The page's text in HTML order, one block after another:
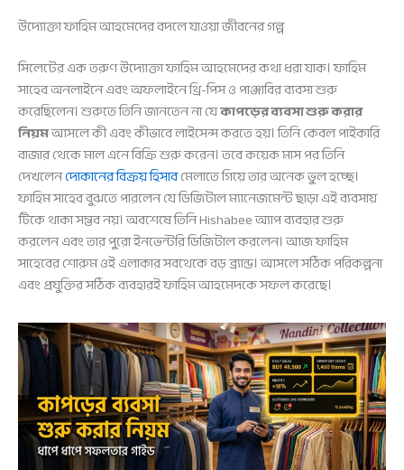
উদ্যোক্তা ফাহিম আহমেদের বদলে যাওয়া জীবনের গল্প
সিলেটের এক তরুণ উদ্যোক্তা ফাহিম আহমেদের কথা ধরা যাক। ফাহিম
সাহেব অনলাইনে এবং অফলাইনে থ্রি-পিস ও পাঞ্জাবির ব্যবসা শুরু
করেছিলেন। শুরুতে তিনি জানতেন না যেকাপড়ের ব্যবসা শুরু করার
নিয়মআসলে কী এবং কীভাবে লাইসেন্স করতে হয়। তিনি কেবল পাইকারি
বাজার থেকে মাল এনে বিক্রি শুরু করেন। তবে কয়েক মাস পর তিনি
দেখলেনদোকানের বিক্রয় হিসাবমেলাতে গিয়ে তার অনেক ভুল হচ্ছে।
ফাহিম সাহেব বুঝতে পারলেন যে ডিজিটাল ম্যানেজমেন্ট ছাড়া এই ব্যবসায়
টিকে থাকা সম্ভব নয়। অবশেষে তিনি Hishabee অ্যাপ ব্যবহার শুরু
করলেন এবং তার পুরো ইনভেন্টরি ডিজিটাল করলেন। আজ ফাহিম
সাহেবের শোরুম ওই এলাকার সবথেকে বড় ব্র্যান্ড। আসলে সঠিক পরিকল্পনা
এবং প্রযুক্তির সঠিক ব্যবহারই ফাহিম আহমেদকে সফল করেছে।